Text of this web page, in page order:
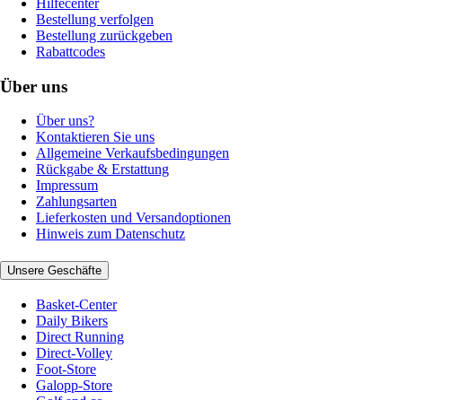
Hilfecenter
Bestellung verfolgen
Bestellung zurückgeben
Rabattcodes
Über uns
Über uns?
Kontaktieren Sie uns
Allgemeine Verkaufsbedingungen
Rückgabe & Erstattung
Impressum
Zahlungsarten
Lieferkosten und Versandoptionen
Hinweis zum Datenschutz
Unsere Geschäfte
Basket-Center
Daily Bikers
Direct Running
Direct-Volley
Foot-Store
Galopp-Store